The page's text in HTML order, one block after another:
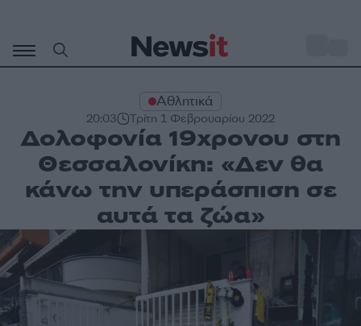
περιεχόμενο
Αθλητικά
20:03 Τρίτη 1 Φεβρουαρίου 2022
Δολοφονία 19χρονου στη
Θεσσαλονίκη: «Δεν θα
κάνω την υπεράσπιση σε
αυτά τα ζώα»